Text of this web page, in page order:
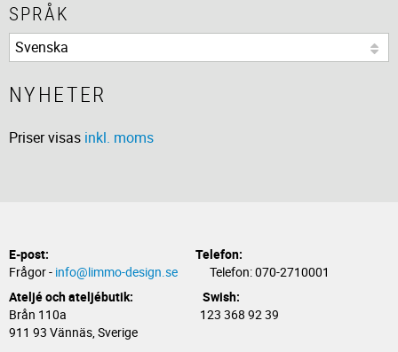
SPRÅK
NYHETER
Priser visas inkl. moms
E-post:
Telefon:
Frågor - info@limmo-design.se Telefon: 070-2710001
Ateljé och ateljébutik: Swish:
Brån 110a 123 368 92 39
911 93 Vännäs, Sverige